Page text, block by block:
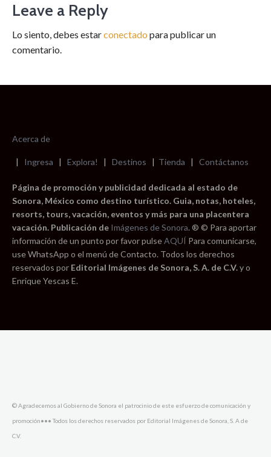
Leave a Reply
Lo siento, debes estarconectado para publicar un
comentario.
Acerca de
| Ingresa | Explora! | Destinos | Tienda | Contáctanos
Página de promoción y publicidad dedicada al estado de
Sonora, México como destino turístico. Guia, notas, hoteles,
resorts, tours, vacación, eventos y más para una placentera
vacación. Publicación de Imágenes de Sonora. ® © Para aportar
información de un punto por favor pulseAQUÍ Para comunicarse,
use WhatsApp o el menú de Contacto. Todos los derechos
reservados por Editorial Imágenes de Sonora, S. A. de C.V.y o
Enrique Yescas E.
© Agradecemos al Gobierno de Sonora el patrocinio de este esfuerzo de comunicación y
promoción••• Todos los derechos reservados por Editorial Imágenes de Sonora, S. A de
C.V.